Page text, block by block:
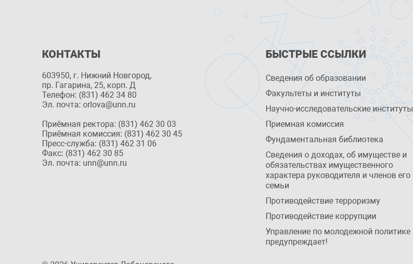
КОНТАКТЫ
603950, г. Нижний Новгород,
пр. Гагарина, 25, корп. Д
Телефон: (831) 462 34 80
Эл. почта: orlova@unn.ru
Приёмная ректора: (831) 462 30 03
Приёмная комиссия: (831) 462 30 45
Пресс-служба: (831) 462 31 06
Факс: (831) 462 30 85
Эл. почта: unn@unn.ru
БЫСТРЫЕ ССЫЛКИ
Сведения об образовании
Факультеты и институты
Научно-исследовательские институты
Приемная комиссия
Фундаментальная библиотека
Сведения о доходах, об имуществе и
обязательствах имущественного
характера руководителя и членов его
семьи
Противодействие терроризму
Противодействие коррупции
Управление по молодежной политике
предупреждает!